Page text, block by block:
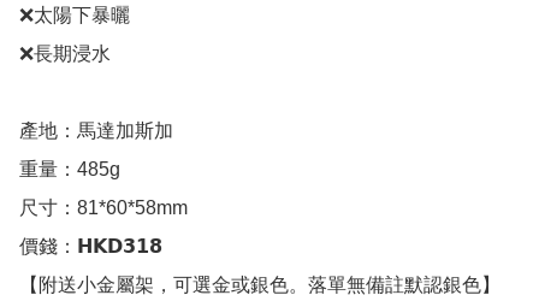
❌️太陽下暴曬
❌️長期浸水
產地：馬達加斯加
重量：485g
尺寸：81*60*58mm
價錢：𝗛𝗞𝗗𝟯𝟭𝟴
【附送小金屬架，可選金或銀色。落單無備註默認銀色】